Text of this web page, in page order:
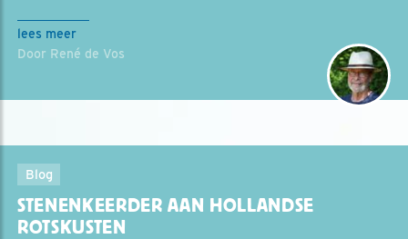
lees meer
Door René de Vos
Blog
STENENKEERDER AAN HOLLANDSE
ROTSKUSTEN